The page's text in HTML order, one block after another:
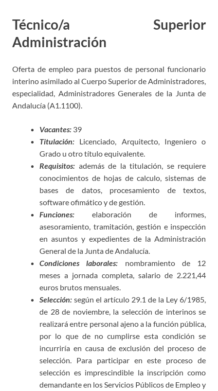
Técnico/a Superior
Administración
Oferta de empleo para puestos de personal funcionario
interino asimilado al Cuerpo Superior de Administradores,
especialidad, Administradores Generales de la Junta de
Andalucía (A1.1100).
Vacantes: 39
Titulación: Licenciado, Arquitecto, Ingeniero o
Grado u otro título equivalente.
Requisitos: además de la titulación, se requiere
conocimientos de hojas de calculo, sistemas de
bases de datos, procesamiento de textos,
software ofimático y de gestión.
Funciones:
elaboración de informes,
asesoramiento, tramitación, gestión e inspección
en asuntos y expedientes de la Administración
General de la Junta de Andalucía.
Condiciones laborales: nombramiento de 12
meses a jornada completa, salario de 2.221,44
euros brutos mensuales.
Selección: según el artículo 29.1 de la Ley 6/1985,
de 28 de noviembre, la selección de interinos se
realizará entre personal ajeno a la función pública,
por lo que de no cumplirse esta condición se
incurriría en causa de exclusión del proceso de
selección. Para participar en este proceso de
selección es imprescindible la inscripción como
demandante en los Servicios Públicos de Empleo y